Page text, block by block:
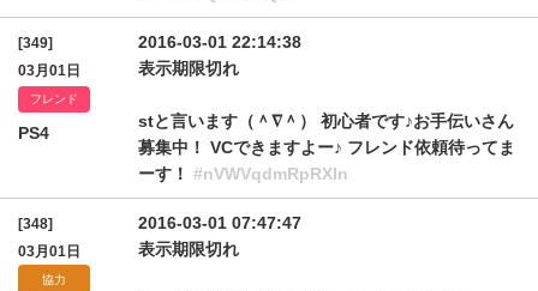
[349]
03月01日
フレンド
PS4
2016-03-01 22:14:38
表示期限切れ
stと言います（＾∇＾） 初心者です♪お手伝いさん
募集中！ VCできますよー♪ フレンド依頼待ってま
ーす！ #nVWVqdmRpRXln
[348]
03月01日
協力
2016-03-01 07:47:47
表示期限切れ